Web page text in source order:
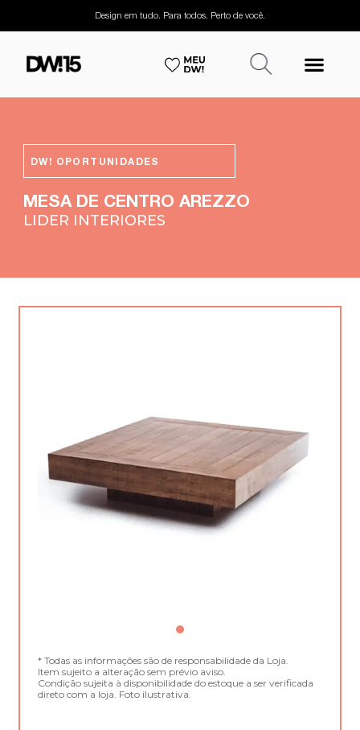
Design em tudo. Para todos. Perto de você.
DW! OPORTUNIDADES
MESA DE CENTRO AREZZO
LIDER INTERIORES
* Todas as informações são de responsabilidade da Loja.
Item sujeito a alteração sem prévio aviso.
Condição sujeita à disponibilidade do estoque a ser verificada
direto com a loja. Foto ilustrativa.